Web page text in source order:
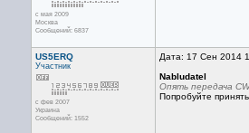
с мая 2009
Москва
Сообщений: 6837
US5ERQ
Участник
с фев 2007
Украина
Сообщений: 1552
Дата: 17 Сен 2014
Nabludatel
Опять передача
Попробуйте